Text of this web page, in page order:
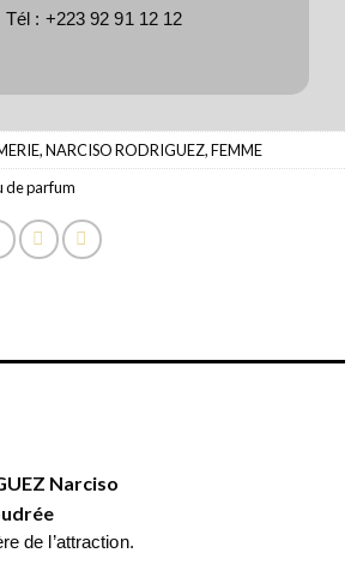
Tél : +223 92 91 12 12
,NARCISO RODRIGUEZ,FEMME
de parfum
Narciso
de l’attraction.